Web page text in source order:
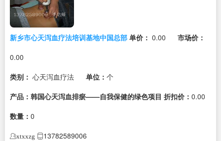
新乡市心天泻血疗法培训基地中国总部 单价： 0.00
市场价：
0.00
类别： 心天泻血疗法 单位： 个
产品：韩国心天泻血排瘀——自我保健的绿色项目 折扣价： 0.00
数量： 0
xtxxzg 13782589006